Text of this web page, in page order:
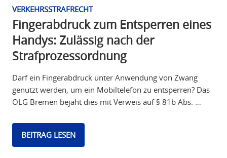
VERKEHRSSTRAFRECHT
Fingerabdruck zum Entsperren eines
Handys: Zulässig nach der
Strafprozessordnung
Darf ein Fingerabdruck unter Anwendung von Zwang
genutzt werden, um ein Mobiltelefon zu entsperren? Das
OLG Bremen bejaht dies mit Verweis auf § 81b Abs. …
BEITRAG LESEN